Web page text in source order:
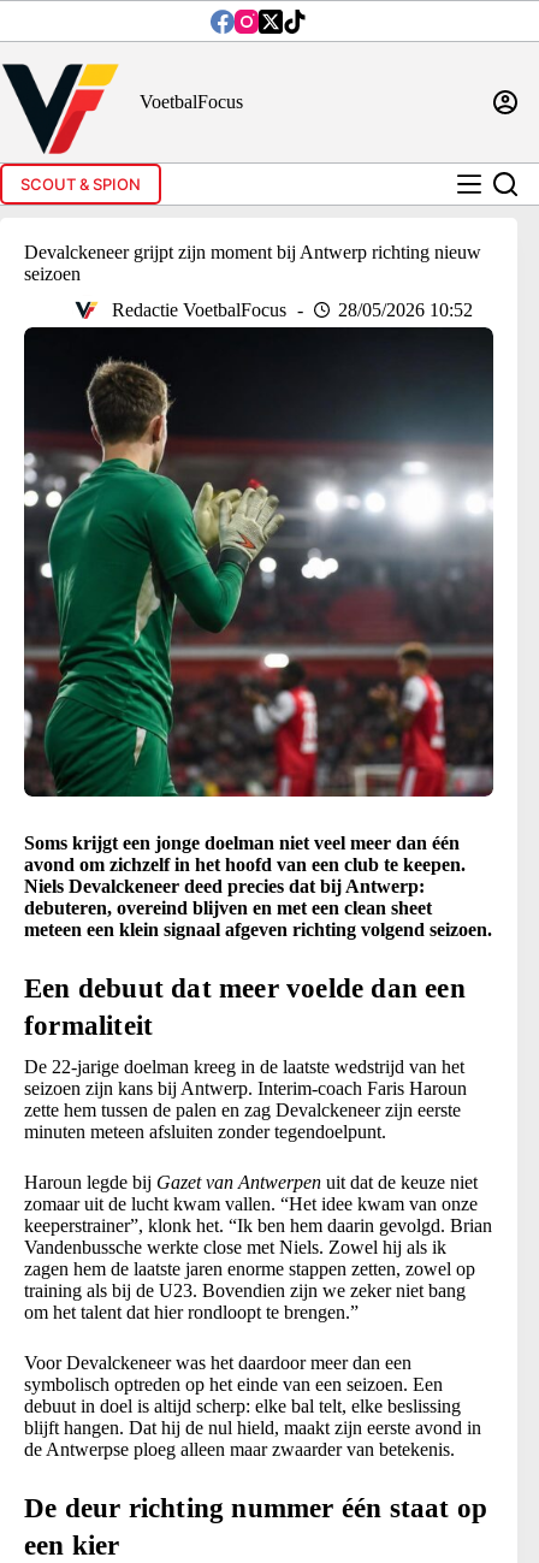
inhoud
VoetbalFocus
SCOUT & SPION
Devalckeneer grijpt zijn moment bij Antwerp richting nieuw
seizoen
Redactie VoetbalFocus
28/05/2026 10:52
Soms krijgt een jonge doelman niet veel meer dan één
avond om zichzelf in het hoofd van een club te keepen.
Niels Devalckeneer deed precies dat bij Antwerp:
debuteren, overeind blijven en met een clean sheet
meteen een klein signaal afgeven richting volgend seizoen.
Een debuut dat meer voelde dan een
formaliteit
De 22-jarige doelman kreeg in de laatste wedstrijd van het
seizoen zijn kans bij Antwerp. Interim-coach Faris Haroun
zette hem tussen de palen en zag Devalckeneer zijn eerste
minuten meteen afsluiten zonder tegendoelpunt.
Haroun legde bij Gazet van Antwerpen uit dat de keuze niet
zomaar uit de lucht kwam vallen. “Het idee kwam van onze
keeperstrainer”, klonk het. “Ik ben hem daarin gevolgd. Brian
Vandenbussche werkte close met Niels. Zowel hij als ik
zagen hem de laatste jaren enorme stappen zetten, zowel op
training als bij de U23. Bovendien zijn we zeker niet bang
om het talent dat hier rondloopt te brengen.”
Voor Devalckeneer was het daardoor meer dan een
symbolisch optreden op het einde van een seizoen. Een
debuut in doel is altijd scherp: elke bal telt, elke beslissing
blijft hangen. Dat hij de nul hield, maakt zijn eerste avond in
de Antwerpse ploeg alleen maar zwaarder van betekenis.
De deur richting nummer één staat op
een kier